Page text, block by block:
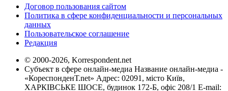
Договор пользования сайтом
Политика в сфере конфиденциальности и персональных
данных
Пользовательское соглашение
Редакция
© 2000-2026, Korrespondent.net
Субъект в сфере онлайн-медиа Название онлайн-медиа -
«КореспонденТ.net» Адрес: 02091, місто Київ,
ХАРКІВСЬКЕ ШОСЕ, будинок 172-Б, офіс 208/1 E-mail: